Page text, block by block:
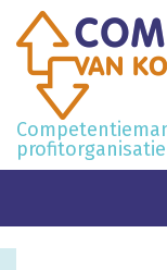
profitorganisatie